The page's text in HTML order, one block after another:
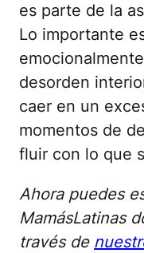
es parte de la
Lo importante
desorden
caer en un
momentos de
fluir con lo que
Ahora puedes
MamásLatinas
través de